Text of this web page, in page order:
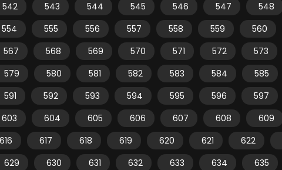
542
543 544 545 546 547 548
554
555 556 557 558 559 560
567
568 569 570 571 572 573
579
580 581 582 583 584 585
591
592 593 594 595 596 597
603
604 605 606 607 608 609
616
617 618 619 620 621 622
629
630 631 632 633 634 635